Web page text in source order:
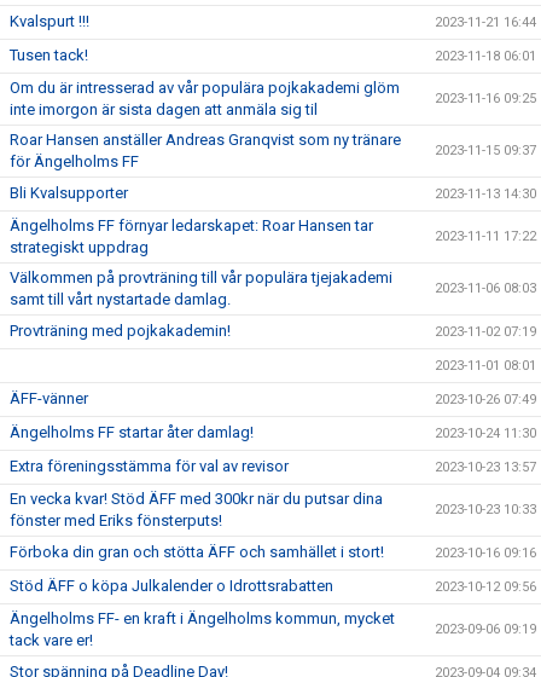
Kvalspurt !!! 2023-11-21 16:44
Tusen tack! 2023-11-18 06:01
Om du är intresserad av vår populära pojkakademi glöm
inte imorgon är sista dagen att anmäla sig til
2023-11-16 09:25
Roar Hansen anställer Andreas Granqvist som ny tränare
för Ängelholms FF
2023-11-15 09:37
Bli Kvalsupporter 2023-11-13 14:30
Ängelholms FF förnyar ledarskapet: Roar Hansen tar
strategiskt uppdrag
2023-11-11 17:22
Välkommen på provträning till vår populära tjejakademi
samt till vårt nystartade damlag.
2023-11-06 08:03
Provträning med pojkakademin! 2023-11-02 07:19
2023-11-01 08:01
ÄFF-vänner 2023-10-26 07:49
Ängelholms FF startar åter damlag! 2023-10-24 11:30
Extra föreningsstämma för val av revisor 2023-10-23 13:57
En vecka kvar! Stöd ÄFF med 300kr när du putsar dina
fönster med Eriks fönsterputs!
2023-10-23 10:33
Förboka din gran och stötta ÄFF och samhället i stort! 2023-10-16 09:16
Stöd ÄFF o köpa Julkalender o Idrottsrabatten 2023-10-12 09:56
Ängelholms FF- en kraft i Ängelholms kommun, mycket
tack vare er!
2023-09-06 09:19
Stor spänning på Deadline Day! 2023-09-04 09:34